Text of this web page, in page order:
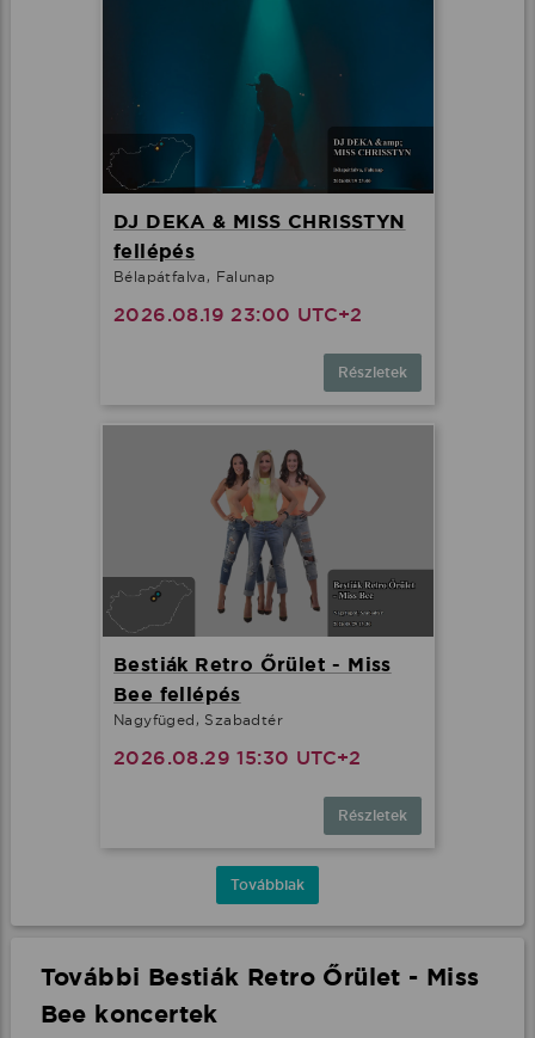
DJ DEKA & MISS CHRISSTYN
fellépés
Bélapátfalva, Falunap
2026.08.19 23:00 UTC+2
Részletek
Bestiák Retro Őrület - Miss
Bee fellépés
Nagyfüged, Szabadtér
2026.08.29 15:30 UTC+2
Részletek
Továbbiak
További Bestiák Retro Őrület - Miss
Bee koncertek